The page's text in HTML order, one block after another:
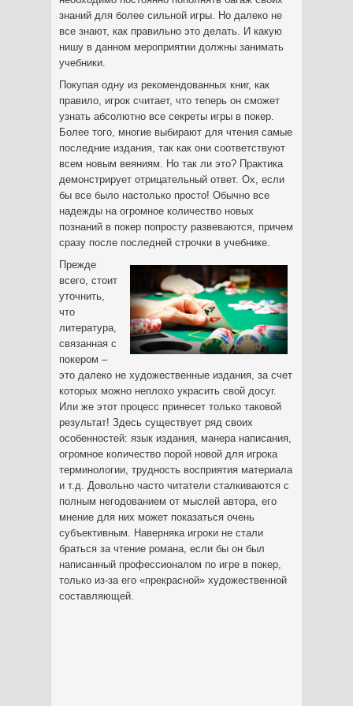
знаний для более сильной игры. Но далеко не
все знают, как правильно это делать. И какую
нишу в данном мероприятии должны занимать
учебники.
Покупая одну из рекомендованных книг, как
правило, игрок считает, что теперь он сможет
узнать абсолютно все секреты игры в покер.
Более того, многие выбирают для чтения самые
последние издания, так как они соответствуют
всем новым веяниям. Но так ли это? Практика
демонстрирует отрицательный ответ. Ох, если
бы все было настолько просто! Обычно все
надежды на огромное количество новых
познаний в покер попросту развеваются, причем
сразу после последней строчки в учебнике.
Прежде
всего, стоит
уточнить,
что
литература,
связанная с
покером –
это далеко не художественные издания, за счет
которых можно неплохо украсить свой досуг.
Или же этот процесс принесет только таковой
результат! Здесь существует ряд своих
особенностей: язык издания, манера написания,
огромное количество порой новой для игрока
терминологии, трудность восприятия материала
и т.д. Довольно часто читатели сталкиваются с
полным негодованием от мыслей автора, его
мнение для них может показаться очень
субъективным. Наверняка игроки не стали
браться за чтение романа, если бы он был
написанный профессионалом по игре в покер,
только из-за его «прекрасной» художественной
составляющей.